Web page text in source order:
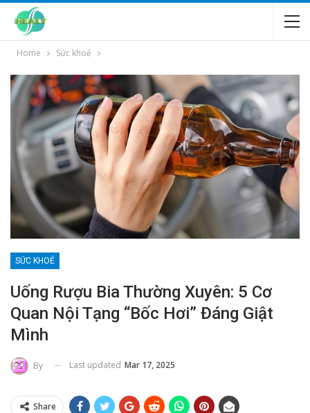
Home Sức khoẻ
SỨC KHOẺ
Uống Rượu Bia Thường Xuyên: 5 Cơ
Quan Nội Tạng “bốc Hơi” Đáng Giật
Mình
By Last updated Mar 17, 2025
Share